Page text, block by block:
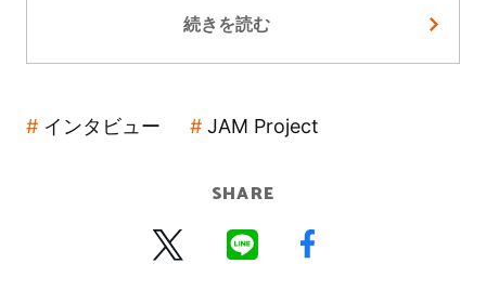
続きを読む
インタビュー JAM Project
SHARE